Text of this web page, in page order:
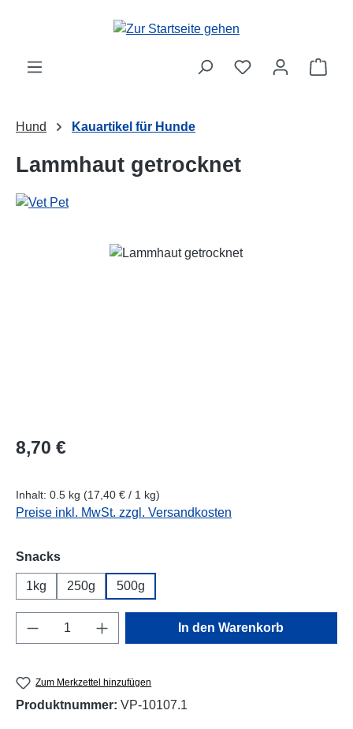
Zum Hauptinhalt springen
Hund Kauartikel für Hunde
Lammhaut getrocknet
Bildergalerie überspringen
Regulärer Preis:
8,70 €
Inhalt: 0.5 kg (17,40 € / 1 kg)
Preise inkl. MwSt. zzgl. Versandkosten
Snacksauswählen
1kg 250g 500g
Produkt Anzahl: Gib den gewünschten
In den Warenkorb
Zum Merkzettel hinzufügen
Produktnummer: VP-10107.1